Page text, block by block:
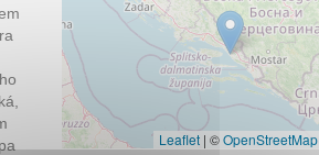
Leaflet | ©OpenStreetMap